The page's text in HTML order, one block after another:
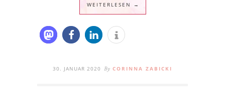
WEITERLESEN →
30. JANUAR 2020 By CORINNA ZABICKI